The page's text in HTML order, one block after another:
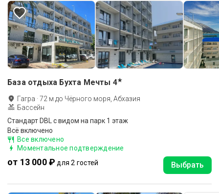
База отдыха Бухта Мечты 4★
Гагра ·72 м до Чёрного моря, Абхазия
Бассейн
Стандарт DBL с видом на парк 1 этаж
Всё включено
Все включено
Моментальное подтверждение
от 13 000 ₽ для 2 гостей Выбрать